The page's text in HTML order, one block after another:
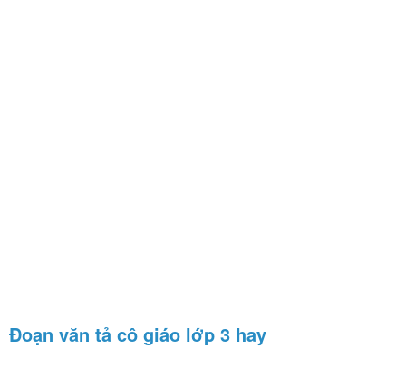
Đoạn văn tả cô giáo lớp 3 hay